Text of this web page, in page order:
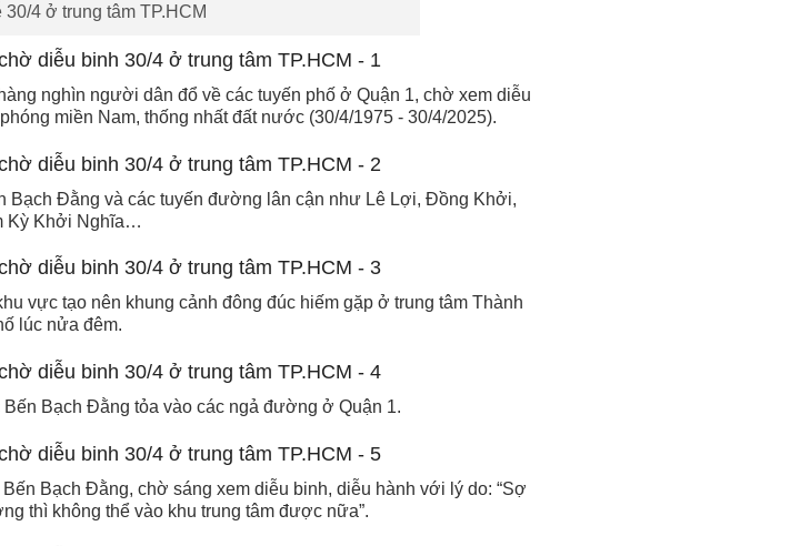
4 ở trung tâm TP.HCM
nghìn người dân đổ về các tuyến phố ở Quận 1, chờ xem diễu
miền Nam, thống nhất đất nước (30/4/1975 - 30/4/2025).
Bạch Đằng và các tuyến đường lân cận như Lê Lợi, Đồng Khởi,
Kỳ Khởi Nghĩa…
vực tạo nên khung cảnh đông đúc hiếm gặp ở trung tâm Thành
lúc nửa đêm.
Bạch Đằng tỏa vào các ngả đường ở Quận 1.
Bạch Đằng, chờ sáng xem diễu binh, diễu hành với lý do: “Sợ
thì không thể vào khu trung tâm được nữa”.